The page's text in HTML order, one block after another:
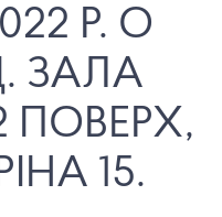
Р. О
ЗАЛА
ПОВЕРХ,
15.